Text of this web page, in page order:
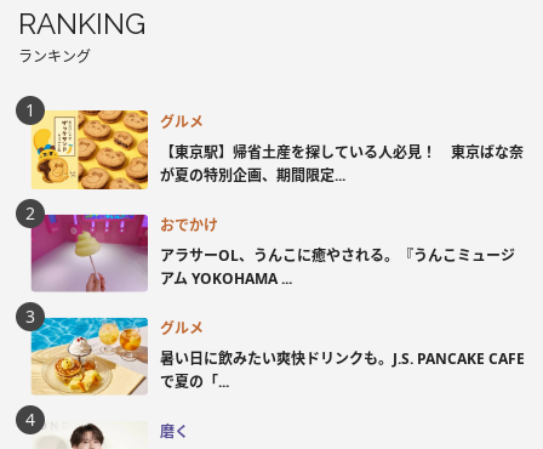
RANKING
ランキング
グルメ
【東京駅】帰省土産を探している人必見！ 東京ばな奈
が夏の特別企画、期間限定...
おでかけ
アラサーOL、うんこに癒やされる。『うんこミュージ
アム YOKOHAMA ...
グルメ
暑い日に飲みたい爽快ドリンクも。J.S. PANCAKE CAFE
で夏の「...
磨く